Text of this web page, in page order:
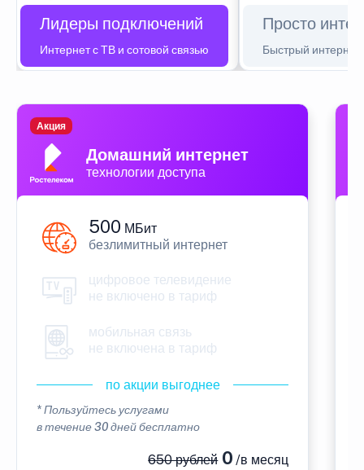
Лидеры подключений
Интернет с ТВ и сотовой связью
Просто
Быстрый интернет
Домашний интернет
технологии доступа
Акция
500 МБит
безлимитный интернет
цифровое телевидение
не включено в тариф
мобильная связь
не включена в тариф
по акции выгоднее
* Пользуйтесь услугами
в течение 30 дней бесплатно
650 рублей0 /в месяц